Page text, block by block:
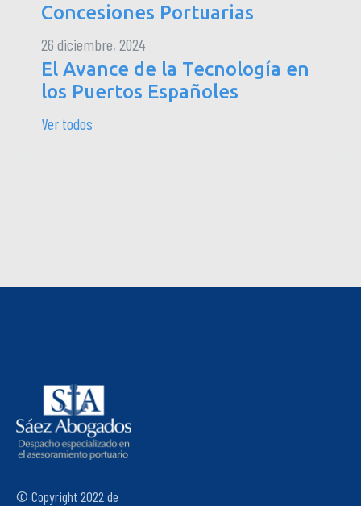
Concesiones Portuarias
26 diciembre, 2024
El Avance de la Tecnología en
los Puertos Españoles
Ver todos
© Copyright 2022 de